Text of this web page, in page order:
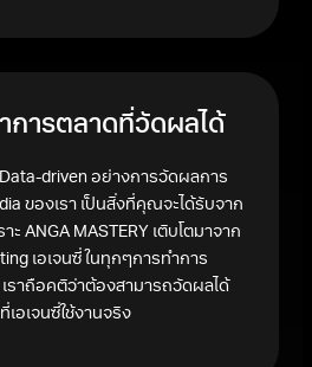
ารตลาดที่วัดผลได้
driven อย่างการวัดผลการ
ของเรา เป็นสิ่งที่คุณจะได้รับจาก
ะ ANGA MASTERY เติบโตมาจาก
เอเจนซี่ ในทุกๆการทำการ
ราถือคติว่าต้องสามารถวัดผลได้
เอเจนซี่ใช้งานจริง